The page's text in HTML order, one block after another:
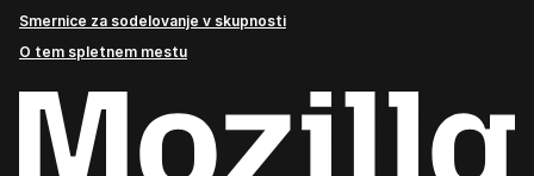
Smernice za sodelovanje v skupnosti
O tem spletnem mestu